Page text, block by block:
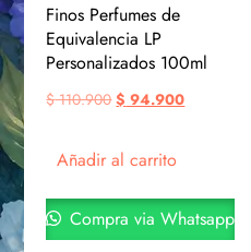
Finos Perfumes de
Equivalencia LP
Personalizados 100ml
$110.900 $ 94.900
Añadir al carrito
Compra via Whatsapp